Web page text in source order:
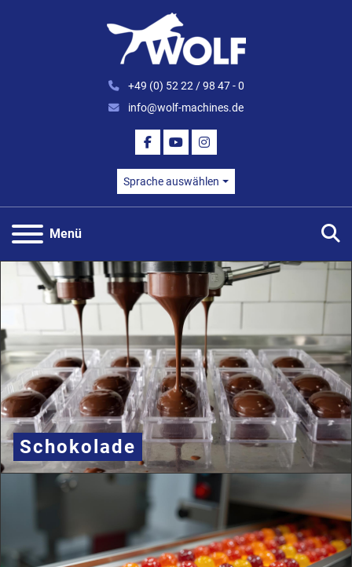
+49 (0) 52 22 / 98 47 - 0
info@wolf-machines.de
FACEBOOK
YOUTUBEINSTAGRAM
Sprache auswählen
Menü
Schokolade